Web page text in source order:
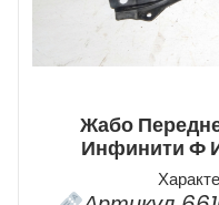
Жабо
Инфинити Ф